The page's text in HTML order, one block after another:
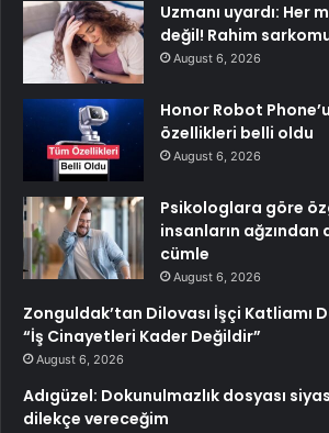
Uzmanı uyardı: Her
değil! Rahim
August 6, 2026
Honor Robot
özellikleri belli oldu
August 6, 2026
Psikologlara göre
insanların ağzından
cümle
August 6, 2026
Zonguldak’tan Dilovası İşçi Katliamı
“İş Cinayetleri Kader Değildir”
August 6, 2026
Adıgüzel: Dokunulmazlık dosyası
dilekçe vereceğim